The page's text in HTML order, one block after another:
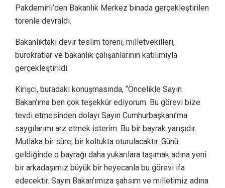
Pakdemirli’den Bakanlık Merkez binada gerçekleştirilen
törenle devraldı.
Bakanlıktaki devir teslim töreni, milletvekilleri,
bürokratlar ve bakanlık çalışanlarının katılımıyla
gerçekleştirildi.
Kirişci, buradaki konuşmasında, “Öncelikle Sayın
Bakan’ıma ben çok teşekkür ediyorum. Bu görevi bize
tevdi etmesinden dolayı Sayın Cumhurbaşkanı’ma
saygılarımı arz etmek isterim. Bu bir bayrak yarışıdır.
Mutlaka bir süre, bir koltukta oturulacaktır. Günü
geldiğinde o bayrağı daha yukarılara taşımak adına yeni
bir arkadaşımız büyük bir heyecanla bu görevi ifa
edecektir. Sayın Bakan’ımıza şahsım ve milletimiz adına